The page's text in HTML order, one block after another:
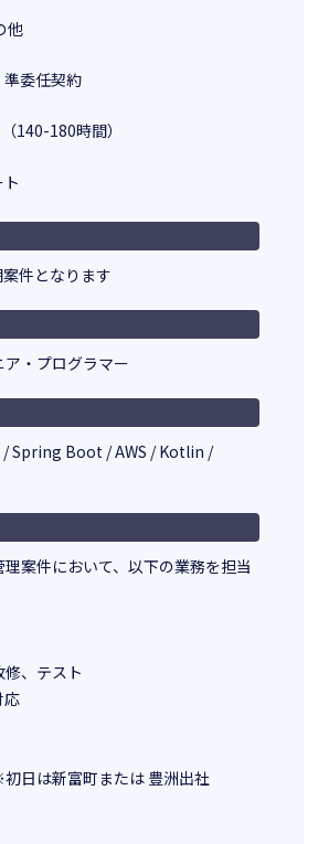
他
委任契約
140-180時間）
件となります
・プログラマー
/ Spring Boot / AWS / Kotlin /
案件において、以下の業務を担当
修、テスト
応
日は新富町または 豊洲出社